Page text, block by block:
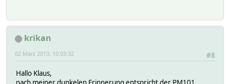
krikan
#8
02 März 2013, 10:03:32
Hallo Klaus,